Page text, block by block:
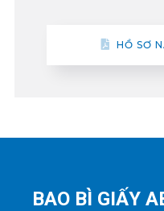
HỒ SƠ
BAO BÌ GIẤY